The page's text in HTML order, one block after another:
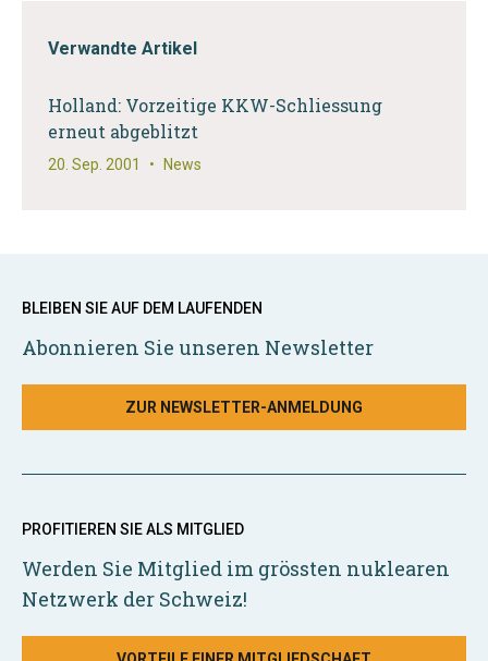
Verwandte Artikel
Holland: Vorzeitige KKW-Schliessung
erneut abgeblitzt
20. Sep. 2001 • News
BLEIBEN SIE AUF DEM LAUFENDEN
Abonnieren Sie unseren Newsletter
ZUR NEWSLETTER-ANMELDUNG
PROFITIEREN SIE ALS MITGLIED
Werden Sie Mitglied im grössten nuklearen
Netzwerk der Schweiz!